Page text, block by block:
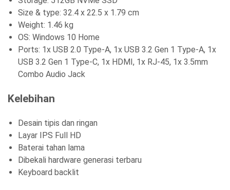
Size & type: 32.4 x 22.5 x 1.79 cm
Weight: 1.46 kg
OS: Windows 10 Home
Ports: 1x USB 2.0 Type-A, 1x USB 3.2 Gen 1 Type-A, 1x
USB 3.2 Gen 1 Type-C, 1x HDMI, 1x RJ-45, 1x 3.5mm
Combo Audio Jack
Kelebihan
Desain tipis dan ringan
Layar IPS Full HD
Baterai tahan lama
Dibekali hardware generasi terbaru
Keyboard backlit